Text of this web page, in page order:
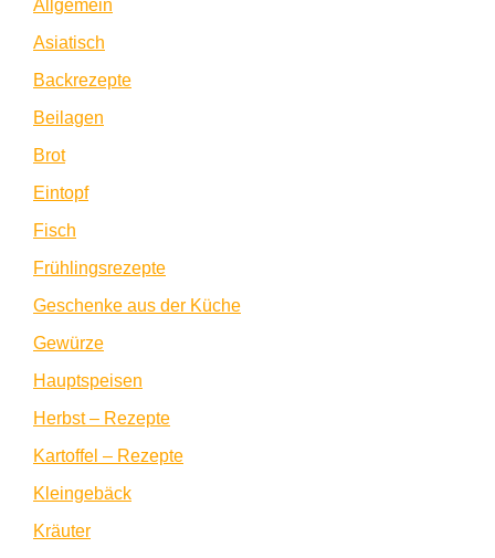
Allgemein
Asiatisch
Backrezepte
Beilagen
Brot
Eintopf
Fisch
Frühlingsrezepte
Geschenke aus der Küche
Gewürze
Hauptspeisen
Herbst – Rezepte
Kartoffel – Rezepte
Kleingebäck
Kräuter